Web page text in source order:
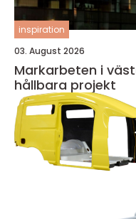
inspiration
03. August 2026
Markarbeten i västra
hållbara projekt